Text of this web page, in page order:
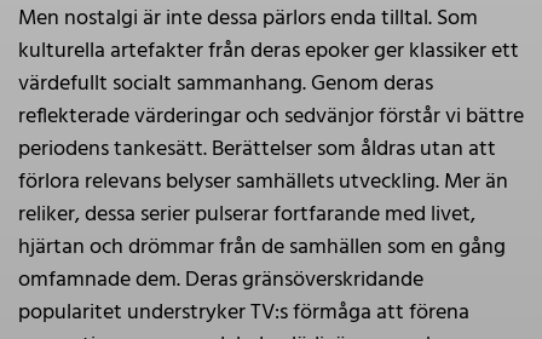
Men nostalgi är inte dessa pärlors enda tilltal. Som
kulturella artefakter från deras epoker ger klassiker ett
värdefullt socialt sammanhang. Genom deras
reflekterade värderingar och sedvänjor förstår vi bättre
periodens tankesätt. Berättelser som åldras utan att
förlora relevans belyser samhällets utveckling. Mer än
reliker, dessa serier pulserar fortfarande med livet,
hjärtan och drömmar från de samhällen som en gång
omfamnade dem. Deras gränsöverskridande
popularitet understryker TV:s förmåga att förena